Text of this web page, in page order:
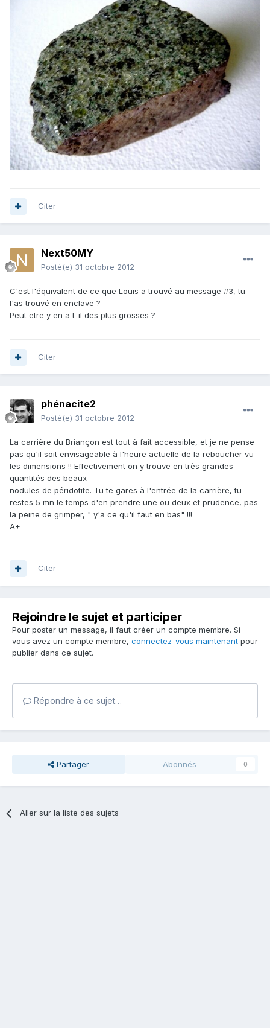
Citer
Next50MY
Posté(e) 31 octobre 2012
C'est l'équivalent de ce que Louis a trouvé au message #3, tu
l'as trouvé en enclave ?
Peut etre y en a t-il des plus grosses ?
Citer
phénacite2
Posté(e) 31 octobre 2012
La carrière du Briançon est tout à fait accessible, et je ne pense
pas qu'il soit envisageable à l'heure actuelle de la reboucher vu
les dimensions !! Effectivement on y trouve en très grandes
quantités des beaux
nodules de péridotite. Tu te gares à l'entrée de la carrière, tu
restes 5 mn le temps d'en prendre une ou deux et prudence, pas
la peine de grimper, " y'a ce qu'il faut en bas" !!!
A+
Citer
Rejoindre le sujet et participer
Pour poster un message, il faut créer un compte membre. Si
vous avez un compte membre, connectez-vous maintenant pour
publier dans ce sujet.
Répondre à ce sujet…
Partager Abonnés 0
Aller sur la liste des sujets